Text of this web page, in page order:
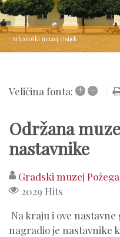
Arheološki muzej Osijek
Veličina fonta: + –
Održana
nastavnike
Gradski muzej Požega
2029 Hits
Na kraju i ove
nagradio je nastavnike